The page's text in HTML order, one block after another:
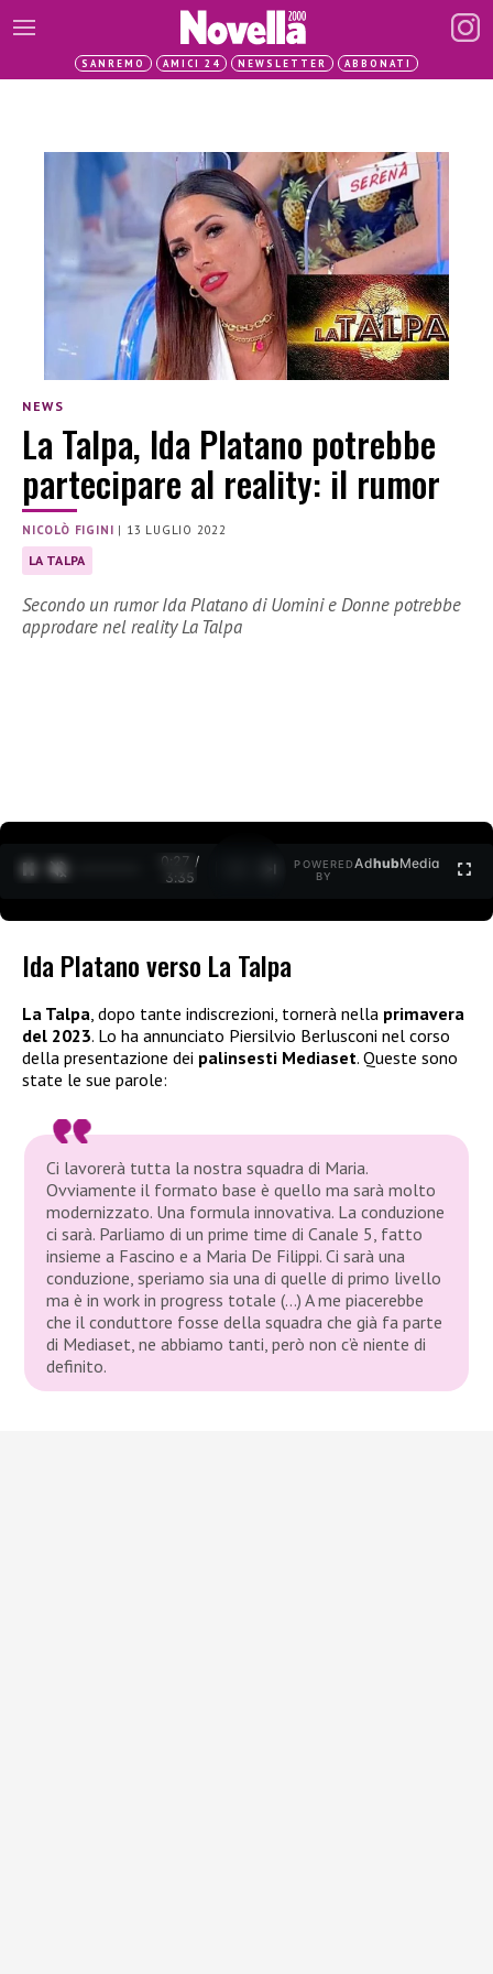
SANREMO AMICI 24 NEWSLETTER ABBONATI
NEWS
La Talpa, Ida Platano potrebbe
partecipare al reality: il rumor
NICOLÒ FIGINI | 13 LUGLIO 2022
LA TALPA
Secondo un rumor Ida Platano di Uomini e Donne potrebbe
approdare nel reality La Talpa
0:27 /
3:35
POWERED
BY
AdhubMedia
Ida Platano verso La Talpa
La Talpa, dopo tante indiscrezioni, tornerà nella primavera
del 2023. Lo ha annunciato Piersilvio Berlusconi nel corso
della presentazione dei palinsesti Mediaset. Queste sono
state le sue parole:
Ci lavorerà tutta la nostra squadra di Maria.
Ovviamente il formato base è quello ma sarà molto
modernizzato. Una formula innovativa. La conduzione
ci sarà. Parliamo di un prime time di Canale 5, fatto
insieme a Fascino e a Maria De Filippi. Ci sarà una
conduzione, speriamo sia una di quelle di primo livello
ma è in work in progress totale (…) A me piacerebbe
che il conduttore fosse della squadra che già fa parte
di Mediaset, ne abbiamo tanti, però non c’è niente di
definito.